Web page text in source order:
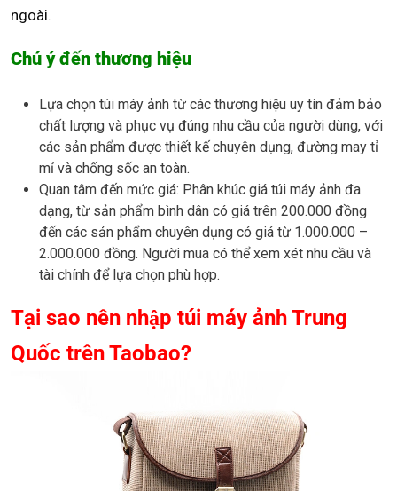
ngoài.
Chú ý đến thương hiệu
Lựa chọn túi máy ảnh từ các thương hiệu uy tín đảm bảo
chất lượng và phục vụ đúng nhu cầu của người dùng, với
các sản phẩm được thiết kế chuyên dụng, đường may tỉ
mỉ và chống sốc an toàn.
Quan tâm đến mức giá: Phân khúc giá túi máy ảnh đa
dạng, từ sản phẩm bình dân có giá trên 200.000 đồng
đến các sản phẩm chuyên dụng có giá từ 1.000.000 –
2.000.000 đồng. Người mua có thể xem xét nhu cầu và
tài chính để lựa chọn phù hợp.
Tại sao nên nhập túi máy ảnh Trung
Quốc trên Taobao?